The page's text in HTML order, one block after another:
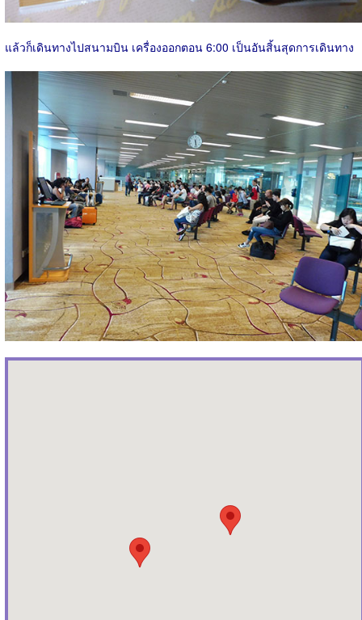
แล้วก็เดินทางไปสนามบิน เครื่องออกตอน 6:00 เป็นอันสิ้นสุดการเดินทาง